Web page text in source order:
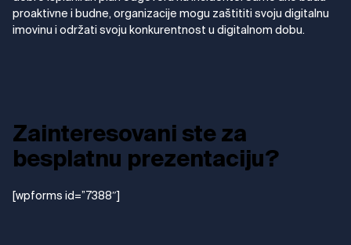
proaktivne i budne, organizacije mogu zaštititi svoju digitalnu
imovinu i održati svoju konkurentnost u digitalnom dobu.
Zainteresovani ste za
besplatnu prezentaciju?
[wpforms id=”7388″]